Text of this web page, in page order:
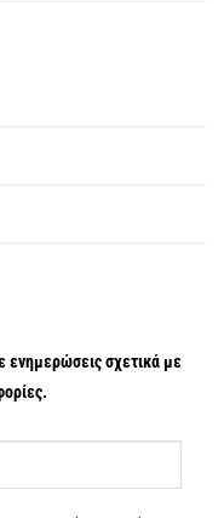
ενημερώσεις σχετικά με